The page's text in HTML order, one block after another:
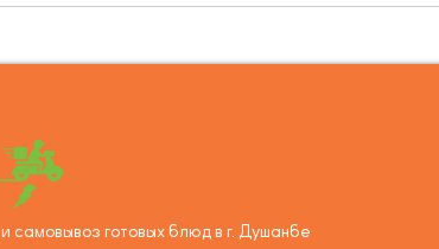
самовывоз готовых блюд в г. Душанбе